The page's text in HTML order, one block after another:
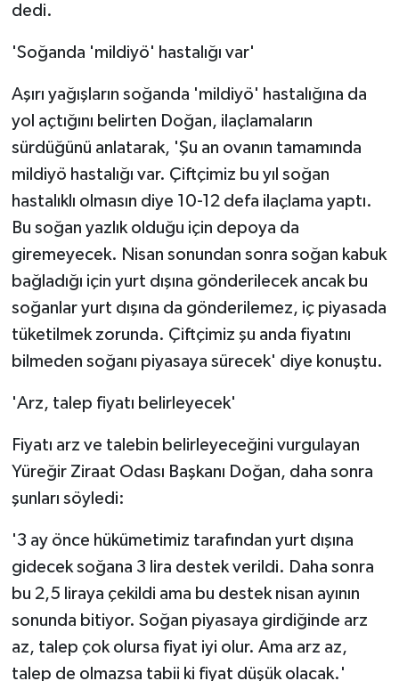
dedi.
'Soğanda 'mildiyö' hastalığı var'
Aşırı yağışların soğanda 'mildiyö' hastalığına da
yol açtığını belirten Doğan, ilaçlamaların
sürdüğünü anlatarak, 'Şu an ovanın tamamında
mildiyö hastalığı var. Çiftçimiz bu yıl soğan
hastalıklı olmasın diye 10-12 defa ilaçlama yaptı.
Bu soğan yazlık olduğu için depoya da
giremeyecek. Nisan sonundan sonra soğan kabuk
bağladığı için yurt dışına gönderilecek ancak bu
soğanlar yurt dışına da gönderilemez, iç piyasada
tüketilmek zorunda. Çiftçimiz şu anda fiyatını
bilmeden soğanı piyasaya sürecek' diye konuştu.
'Arz, talep fiyatı belirleyecek'
Fiyatı arz ve talebin belirleyeceğini vurgulayan
Yüreğir Ziraat Odası Başkanı Doğan, daha sonra
şunları söyledi:
'3 ay önce hükümetimiz tarafından yurt dışına
gidecek soğana 3 lira destek verildi. Daha sonra
bu 2,5 liraya çekildi ama bu destek nisan ayının
sonunda bitiyor. Soğan piyasaya girdiğinde arz
az, talep çok olursa fiyat iyi olur. Ama arz az,
talep de olmazsa tabii ki fiyat düşük olacak.'